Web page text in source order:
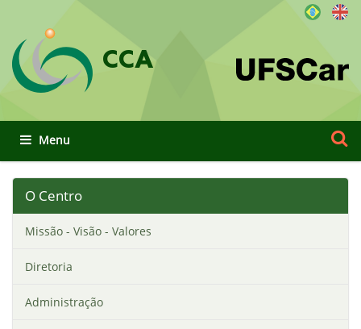
CCA
Busca
Toggle navigation
O Centro
Missão - Visão - Valores
Diretoria
Administração